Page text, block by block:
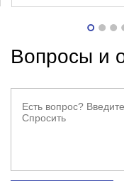
Вопросы и